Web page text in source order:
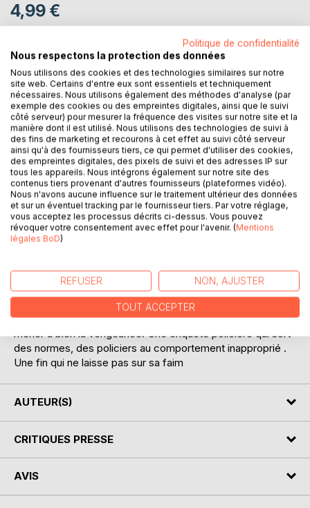
4,99 €
TVA incluse
Téléchargement disponible dès maintenant
AJOUTER AU PANIER
Ajouter à ma liste d'envies
Laisser un avis
Une étudiante Américaine, abusée au cours d'une fête de
fin d'études se venge vingt ans après. La descente aux
enfer d'un brillant créateur de start-up. Un complot pour
mener à bien la vengeance. Une enquête policière qui sort
des normes, des policiers au comportement inapproprié .
Une fin qui ne laisse pas sur sa faim
AUTEUR(S)
CRITIQUES PRESSE
AVIS
Politique de confidentialité
Nous respectons la protection des données
Nous utilisons des cookies et des technologies similaires sur notre
site web. Certains d'entre eux sont essentiels et techniquement
nécessaires. Nous utilisons également des méthodes d'analyse (par
exemple des cookies ou des empreintes digitales, ainsi que le suivi
côté serveur) pour mesurer la fréquence des visites sur notre site et la
manière dont il est utilisé. Nous utilisons des technologies de suivi à
des fins de marketing et recourons à cet effet au suivi côté serveur
ainsi qu'à des fournisseurs tiers, ce qui permet d'utiliser des cookies,
des empreintes digitales, des pixels de suivi et des adresses IP sur
tous les appareils. Nous intégrons également sur notre site des
contenus tiers provenant d'autres fournisseurs (plateformes vidéo).
Nous n'avons aucune influence sur le traitement ultérieur des données
et sur un éventuel tracking par le fournisseur tiers. Par votre réglage,
vous acceptez les processus décrits ci-dessus. Vous pouvez
révoquer votre consentement avec effet pour l'avenir. (Mentions
légales BoD)
REFUSER NON, AJUSTER
TOUT ACCEPTER